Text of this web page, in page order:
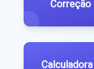
Correção